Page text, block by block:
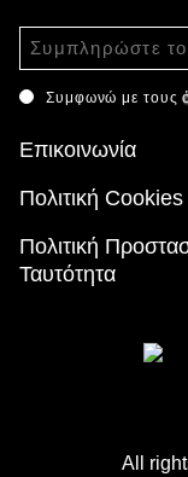
Συμφωνώ με τους
Επικοινωνία
Πολιτική Cookies
Πολιτική
Ταυτότητα
All